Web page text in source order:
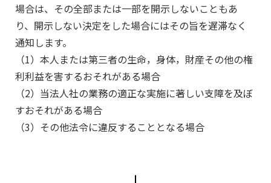
場合は、その全部または一部を開示しないこともあ
り、開示しない決定をした場合にはその旨を遅滞なく
通知します。
（1）本人または第三者の生命，身体，財産その他の権
利利益を害するおそれがある場合
（2）当法人社の業務の適正な実施に著しい支障を及ぼ
すおそれがある場合
（3）その他法令に違反することとなる場合